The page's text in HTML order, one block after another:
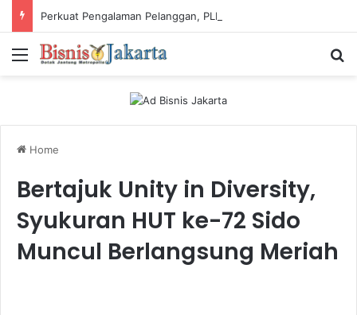
Menu
Home
Bertajuk Unity in Diversity,
Syukuran HUT ke-72 Sido
Muncul Berlangsung Meriah